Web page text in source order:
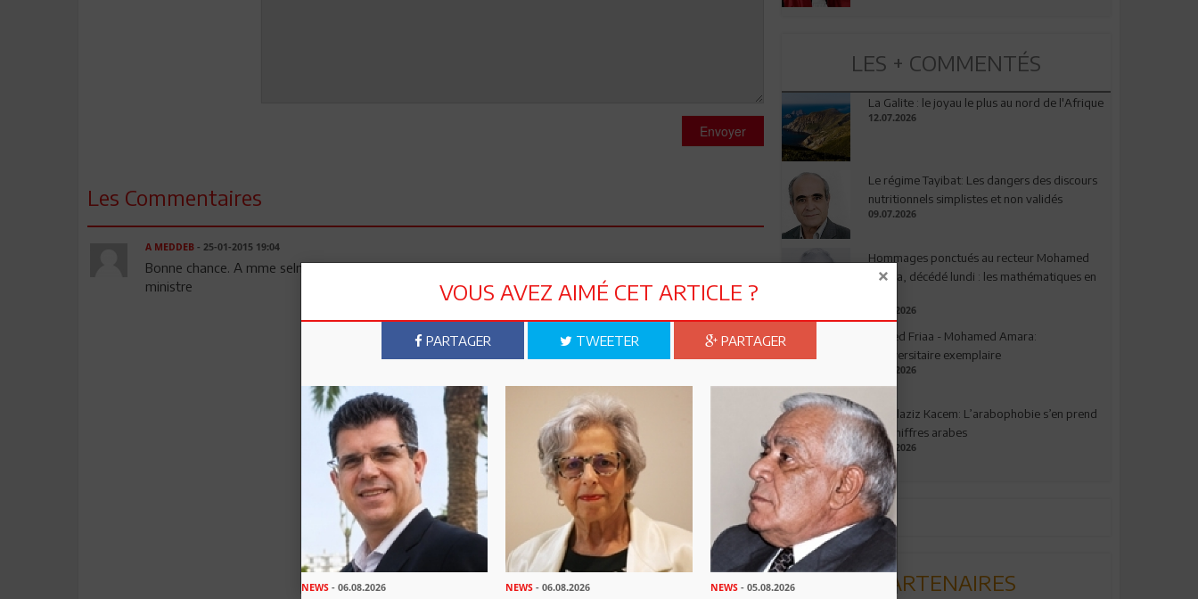
Envoyer
Les Commentaires
A MEDDEB- 25-01-2015 19:04
Bonne chance. A mme selma la politique et l entreprise pourraient devenir jumelle avec elle comme
ministre
LES + COMMENTÉS
La Galite : le joyau le plus au nord de l'Afrique
12.07.2026
Le régime Tayibat: Les dangers des discours
nutritionnels simplistes et non validés
09.07.2026
Hommages ponctués au recteur Mohamed
Amara, décédé lundi : les mathématiques en
03.08.2026
Ahmed Friaa - Mohamed Amara:
l’Universitaire exemplaire
04.08.2026
Abdelaziz Kacem: L’arabophobie s’en prend
aux chiffres arabes
09.07.2026
PARTENAIRES
VOUS AVEZ AIMÉ CET ARTICLE ?
PARTAGER TWEETER PARTAGER
NEWS - 06.08.2026 NEWS - 06.08.2026 NEWS- 05.08.2026